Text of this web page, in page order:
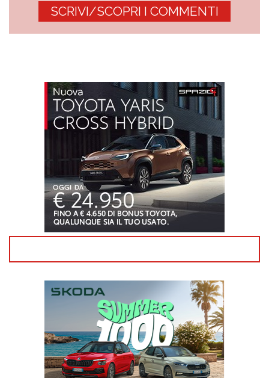
SCRIVI/SCOPRI I COMMENTI